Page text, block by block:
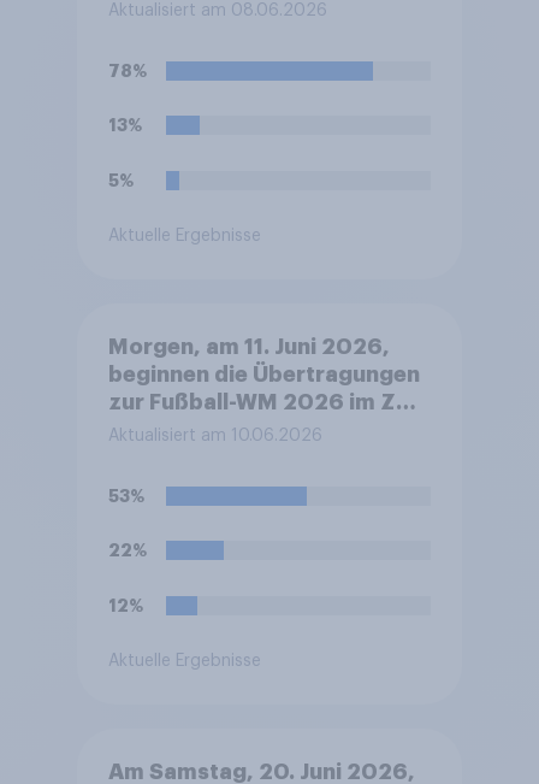
Aktualisiert am 08.06.2026
78%
13%
5%
Aktuelle Ergebnisse
Morgen, am 11. Juni 2026,
beginnen die Übertragungen
zur Fußball-WM 2026 im ZDF
mit der Eröffnungsfeier ab
und dem anschließenden
Eröffnungsspiel Mexiko
gegen Südafrika. Werden Sie
Abend verfolgen?
Aktualisiert am 10.06.2026
53%
22%
12%
Aktuelle Ergebnisse
Am Samstag, 20. Juni 2026,